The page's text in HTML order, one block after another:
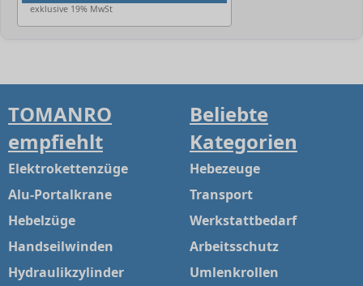
exklusive 19% MwSt
TOMANRO
empfiehlt
Elektrokettenzüge
Alu-Portalkrane
Hebelzüge
Handseilwinden
Hydraulikzylinder
Beliebte
Kategorien
Hebezeuge
Transport
Werkstattbedarf
Arbeitsschutz
Umlenkrollen